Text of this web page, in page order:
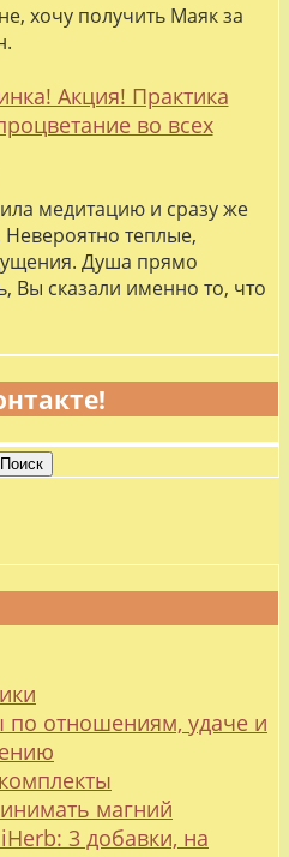
хочу получить Маяк за
Акция! Практика
во всех
медитацию и сразу же
теплые,
Душа прямо
Вы сказали именно то, что
по отношениям, удаче и
магний
3 добавки, на